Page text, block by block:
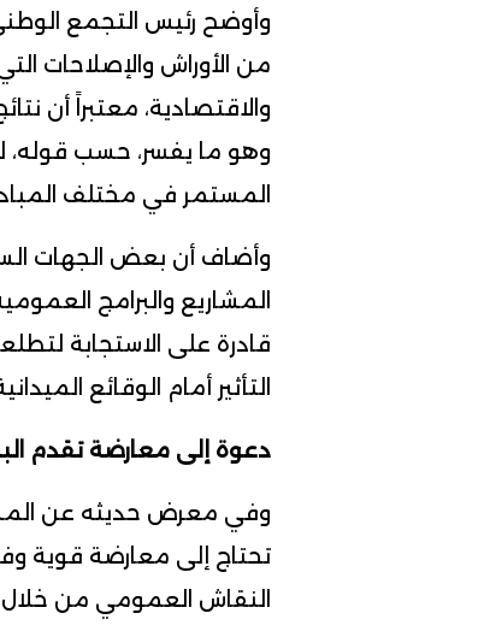
وأوضح رئيس التجمع
من الأوراش والإصلاحات
والاقتصادية، معتبراً أن
وهو ما يفسر، حسب قوله،
المستمر في مختلف
وأضاف أن بعض الجهات
المشاريع والبرامج
قادرة على الاستجابة
التأثير أمام الوقائع
دعوة إلى معارضة تقدم
وفي معرض حديثه عن
تحتاج إلى معارضة قوية
النقاش العمومي من خلال